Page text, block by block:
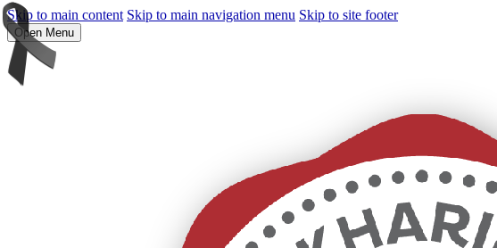
Skip to main content Skip to main navigation menu Skip to site footer
Open Menu